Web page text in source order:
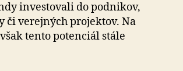
investovali do podnikov,
ve­rej­ných projektov. Na
tento potenciál stále